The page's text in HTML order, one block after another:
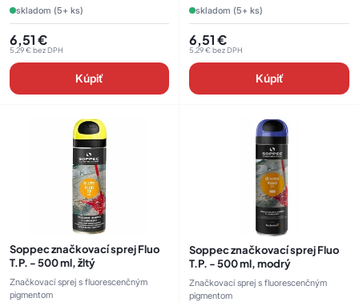
skladom (5+ ks)
6,51€
5,29€bez DPH
Kúpiť
skladom (5+ ks)
6,51€
5,29€bez DPH
Kúpiť
Soppec značkovací sprej Fluo
T.P. - 500 ml, žltý
Značkovací sprej s fluorescenčným
pigmentom
Soppec značkovací sprej Fluo
T.P. - 500 ml, modrý
Značkovací sprej s fluorescenčným
pigmentom